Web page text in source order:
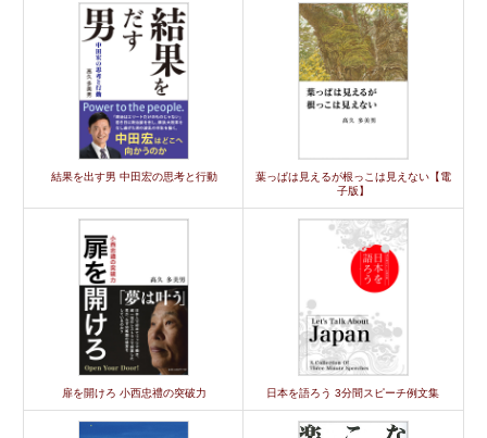
結果を出す男 中田宏の思考と行動
葉っぱは見えるが根っこは見えない【電
子版】
扉を開けろ 小西忠禮の突破力 日本を語ろう 3分間スピーチ例文集